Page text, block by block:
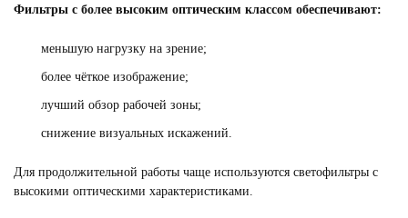
Фильтры с более высоким оптическим классом обеспечивают:
меньшую нагрузку на зрение;
более чёткое изображение;
лучший обзор рабочей зоны;
снижение визуальных искажений.
Для продолжительной работы чаще используются светофильтры с
высокими оптическими характеристиками.